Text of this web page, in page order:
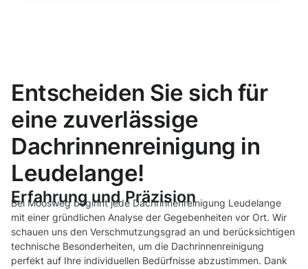
Entscheiden Sie sich für
eine zuverlässige
Dachrinnenreinigung in
Leudelange!
Erfahrung und Präzision
Bei Moosweg beginnt jede Dachrinnenreinigung Leudelange
mit einer gründlichen Analyse der Gegebenheiten vor Ort. Wir
schauen uns den Verschmutzungsgrad an und berücksichtigen
technische Besonderheiten, um die Dachrinnenreinigung
perfekt auf Ihre individuellen Bedürfnisse abzustimmen. Dank